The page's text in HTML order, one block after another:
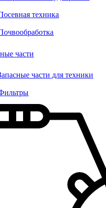
техника
части
части для техники